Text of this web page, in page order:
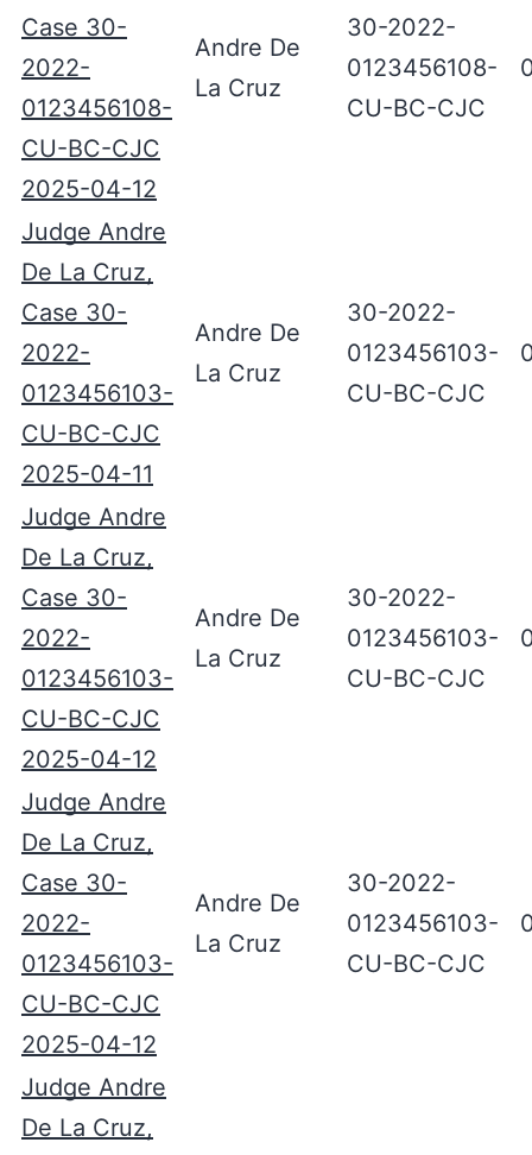
Case 30-
2022-
0123456108-
CU-BC-CJC
2025-04-12
Andre De
La Cruz
30-2022-
0123456108-
CU-BC-CJC
Judge Andre
De La Cruz,
Case 30-
2022-
0123456103-
CU-BC-CJC
2025-04-11
Andre De
La Cruz
30-2022-
0123456103-
CU-BC-CJC
Judge Andre
De La Cruz,
Case 30-
2022-
0123456103-
CU-BC-CJC
2025-04-12
Andre De
La Cruz
30-2022-
0123456103-
CU-BC-CJC
Judge Andre
De La Cruz,
Case 30-
2022-
0123456103-
CU-BC-CJC
2025-04-12
Andre De
La Cruz
30-2022-
0123456103-
CU-BC-CJC
Judge Andre
De La Cruz,